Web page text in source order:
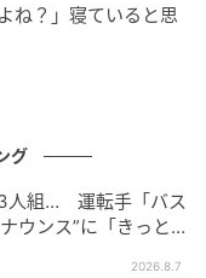
」といった好意的
た、スターフラ
る声や、ほかの
み物が用意されて
があるかもしれま
行機を選ぶ」…そ
ね？」寝ていると思
グ
人組… 運転手「バス
ウンス”に「きっと
2026.8.7